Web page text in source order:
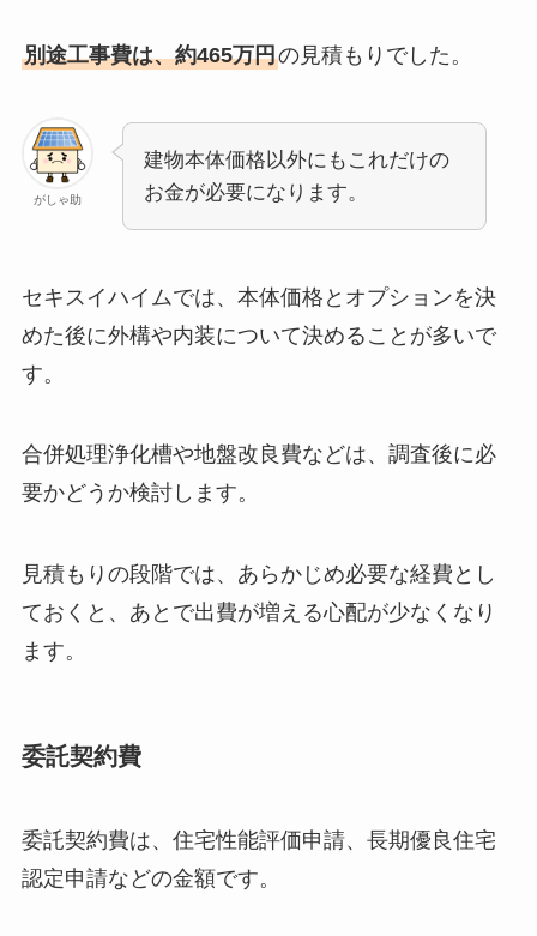
別途工事費は、約465万円の見積もりでした。
がしゃ助
建物本体価格以外にもこれだけの
お金が必要になります。
セキスイハイムでは、本体価格とオプションを決
めた後に外構や内装について決めることが多いで
す。
合併処理浄化槽や地盤改良費などは、調査後に必
要かどうか検討します。
見積もりの段階では、あらかじめ必要な経費とし
ておくと、あとで出費が増える心配が少なくなり
ます。
委託契約費
委託契約費は、住宅性能評価申請、長期優良住宅
認定申請などの金額です。